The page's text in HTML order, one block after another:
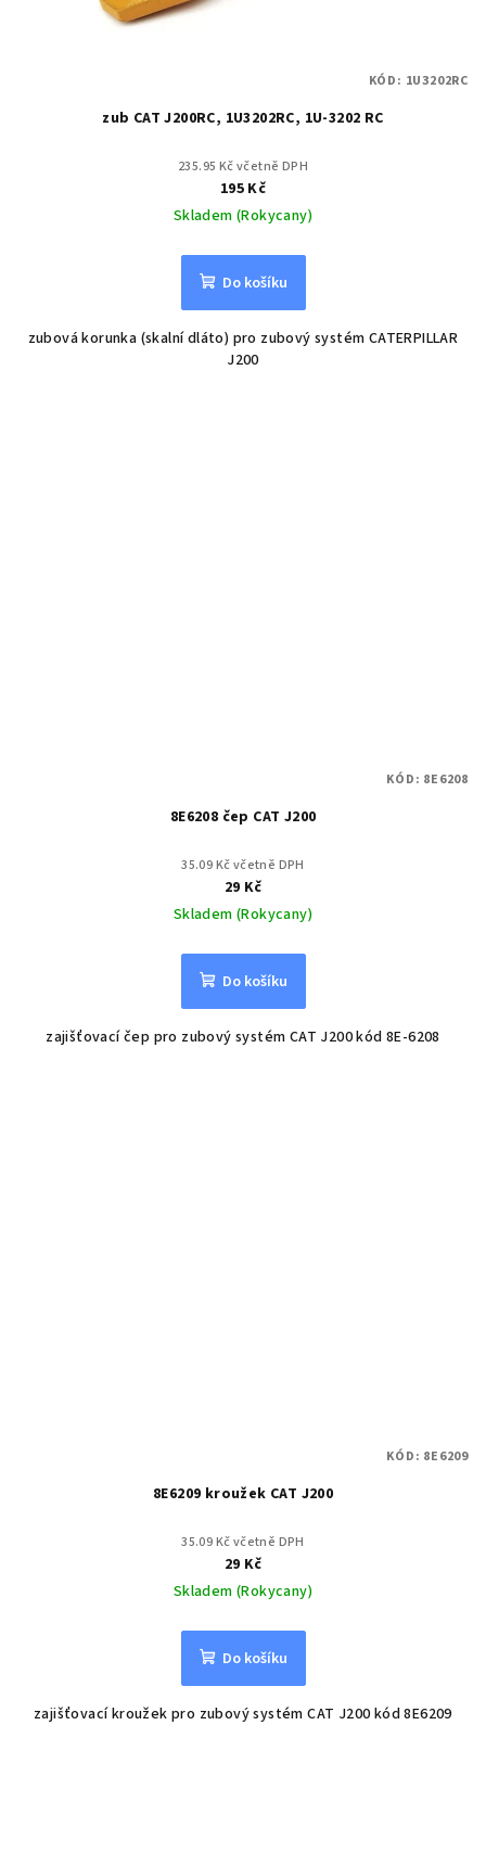
zub CAT J200RC, 1U3202RC, 1U-3202 RC
235.95 Kč včetně DPH
195 Kč
Skladem (Rokycany)
Do košíku
zubová korunka (skalní dláto) pro zubový systém CATERPILLAR
J200
KÓD: 1U3202RC
8E6208 čep CAT J200
35.09 Kč včetně DPH
29 Kč
Skladem (Rokycany)
Do košíku
zajišťovací čep pro zubový systém CAT J200 kód 8E-6208
KÓD: 8E6208
8E6209 kroužek CAT J200
35.09 Kč včetně DPH
29 Kč
Skladem (Rokycany)
Do košíku
zajišťovací kroužek pro zubový systém CAT J200 kód 8E6209
KÓD: 8E6209